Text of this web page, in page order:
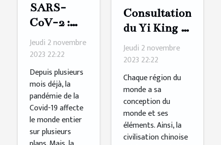
SARS-
CoV-2 :
une lettre
pour
connaître
sa vraie
origine ?
Jeudi 2 novembre
2023 22:22
Depuis plusieurs
mois déjà, la
pandémie de la
Covid-19 affecte
le monde entier
sur plusieurs
Consultation
du Yi King :
comment s’y
prendre ?
Jeudi 2 novembre
2023 22:22
Chaque région du
monde a sa
conception du
monde et ses
éléments. Ainsi, la
civilisation chinoise